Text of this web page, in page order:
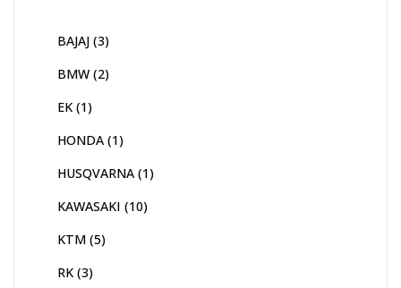
BAJAJ (3)
BMW (2)
EK (1)
HONDA (1)
HUSQVARNA (1)
KAWASAKI (10)
KTM (5)
RK (3)